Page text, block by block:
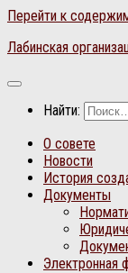
Перейти к
Лабинская
Найти:
О совете
Новости
История
Документы
Электронная